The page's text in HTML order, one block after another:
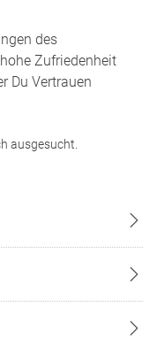
des
Zufriedenheit
Du Vertrauen
ausgesucht.